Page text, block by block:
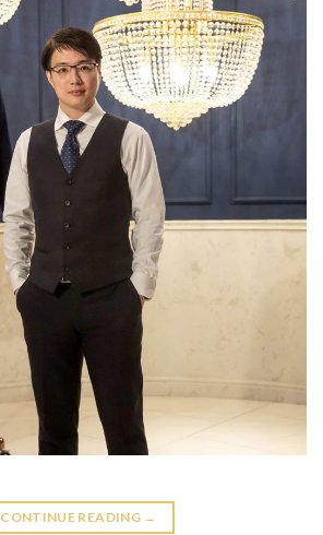
CONTINUE READING →